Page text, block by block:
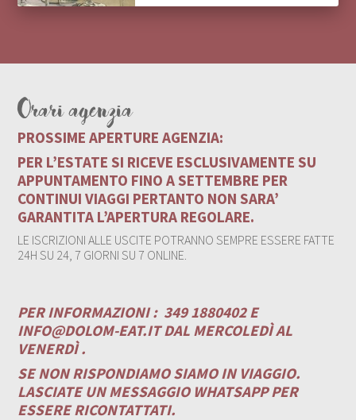
Orari agenzia
PROSSIME APERTURE AGENZIA:
PER L’ESTATE SI RICEVE ESCLUSIVAMENTE SU
APPUNTAMENTO FINO A SETTEMBRE PER
CONTINUI VIAGGI PERTANTO NON SARA’
GARANTITA L’APERTURA REGOLARE.
LE ISCRIZIONI ALLE USCITE POTRANNO SEMPRE ESSERE FATTE
24H SU 24, 7 GIORNI SU 7 ONLINE.
PER INFORMAZIONI : 349 1880402 E
INFO@DOLOM-EAT.ITDAL MERCOLEDÌ AL
VENERDÌ .
SE NON RISPONDIAMO SIAMO IN VIAGGIO.
LASCIATE UN MESSAGGIO WHATSAPP PER
ESSERE RICONTATTATI.